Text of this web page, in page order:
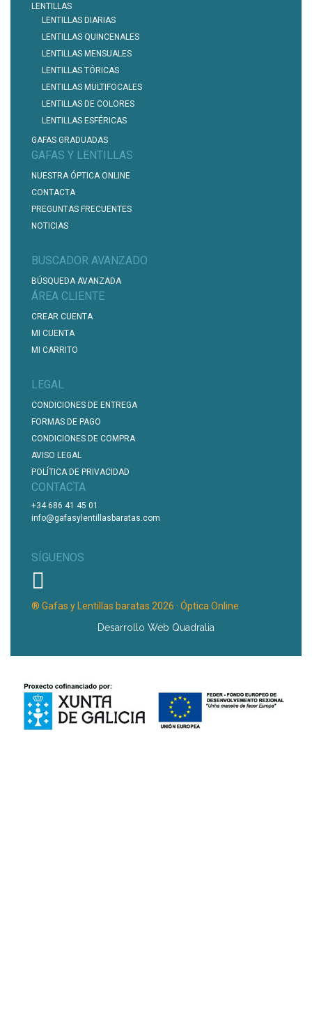
LENTILLAS
LENTILLAS DIARIAS
LENTILLAS QUINCENALES
LENTILLAS MENSUALES
LENTILLAS TÓRICAS
LENTILLAS MULTIFOCALES
LENTILLAS DE COLORES
LENTILLAS ESFÉRICAS
GAFAS GRADUADAS
GAFAS Y LENTILLAS
NUESTRA ÓPTICA ONLINE
CONTACTA
PREGUNTAS FRECUENTES
NOTICIAS
BUSCADOR AVANZADO
BÚSQUEDA AVANZADA
ÁREA CLIENTE
CREAR CUENTA
MI CUENTA
MI CARRITO
LEGAL
CONDICIONES DE ENTREGA
FORMAS DE PAGO
CONDICIONES DE COMPRA
AVISO LEGAL
POLÍTICA DE PRIVACIDAD
CONTACTA
+34 686 41 45 01
info@gafasylentillasbaratas.com
SÍGUENOS
® Gafas y Lentillas baratas 2026 · Óptica Online
Desarrollo Web Quadralia